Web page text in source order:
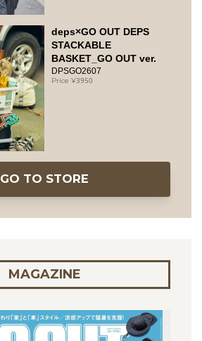
deps×GO OUT DEPS
STACKABLE
BASKET_GO OUT ver.
DPSGO2607
3950
GO TO STORE
MAGAZINE